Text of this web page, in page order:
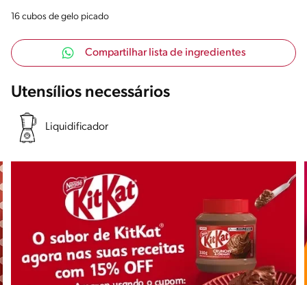
16 cubos de gelo picado
Compartilhar lista de ingredientes
Utensílios necessários
Liquidificador